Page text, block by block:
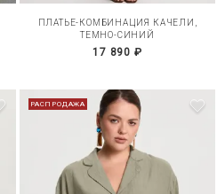
ПЛАТЬЕ-КОМБИНАЦИЯ КАЧЕЛИ,
ТЕМНО-СИНИЙ
17 890 ₽
РАСПРОДАЖА